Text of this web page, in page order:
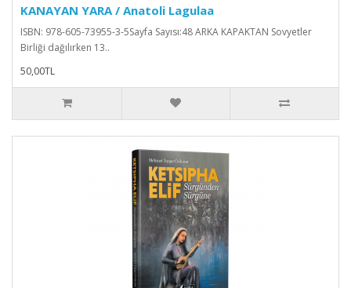
KANAYAN YARA / Anatoli Lagulaa
ISBN: 978-605-73955-3-5Sayfa Sayısı:48 ARKA KAPAKTAN Sovyetler
Birliği dağılırken 13..
50,00TL